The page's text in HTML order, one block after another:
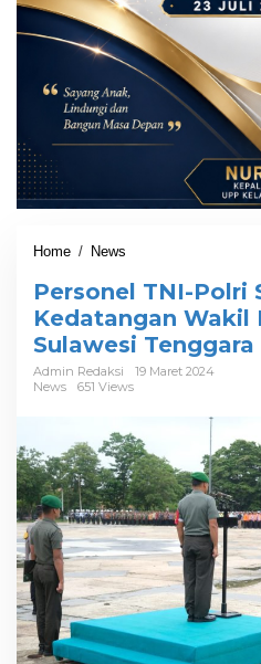
Home / News
r
s
o
n
l
N
I
-
P
o
l
r
i
S
i
a
p
Personel TNI-Polri
Kedatangan Wakil
Sulawesi Tenggara
Admin Redaksi
19 Maret 2024
News
651 Views